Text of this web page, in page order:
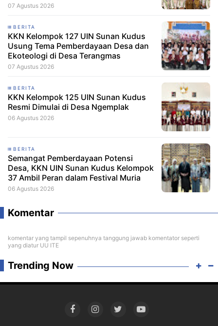
07 Agustus 2026
BERITA
KKN Kelompok 127 UIN Sunan Kudus
Usung Tema Pemberdayaan Desa dan
Ekoteologi di Desa Terangmas
07 Agustus 2026
BERITA
KKN Kelompok 125 UIN Sunan Kudus
Resmi Dimulai di Desa Ngemplak
06 Agustus 2026
BERITA
Semangat Pemberdayaan Potensi
Desa, KKN UIN Sunan Kudus Kelompok
37 Ambil Peran dalam Festival Muria
06 Agustus 2026
Komentar
komentar yang tampil sepenuhnya tanggung jawab komentator seperti
yang diatur UU ITE
Trending Now